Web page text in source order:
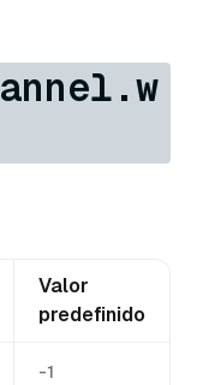
Valor
predefinido
-1